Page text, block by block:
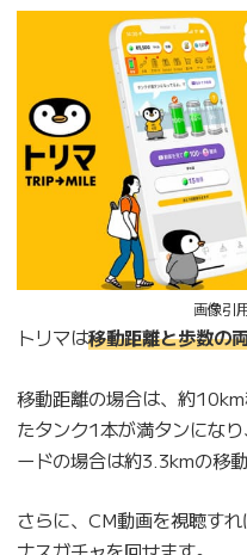
画像引
トリマは移動距離と歩数の
移動距離の場合は、約
たタンク1本が満タンにな
ードの場合は約3.3kmの移
さらに、CM動画を視聴すれ